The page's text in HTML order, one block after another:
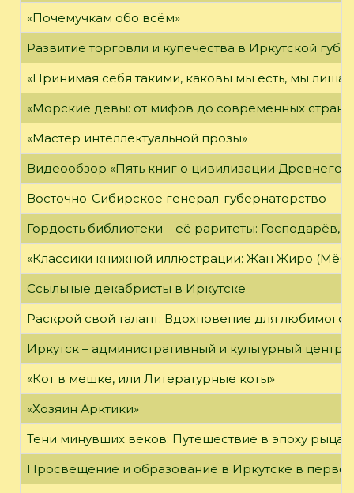
«Почемучкам обо всём»
Развитие торговли и купечества в Иркутской
«Принимая себя такими, каковы мы есть, мы
«Морские девы: от мифов до современных
«Мастер интеллектуальной прозы»
Видеообзор «Пять книг о цивилизации Древнего
Восточно-Сибирское генерал-губернаторство
Гордость библиотеки – её раритеты:
«Классики книжной иллюстрации: Жан Жиро
Ссыльные декабристы в Иркутске
Раскрой свой талант: Вдохновение для любимого
Иркутск – административный и культурный центр
«Кот в мешке, или Литературные коты»
«Хозяин Арктики»
Тени минувших веков: Путешествие в эпоху
Просвещение и образование в Иркутске в